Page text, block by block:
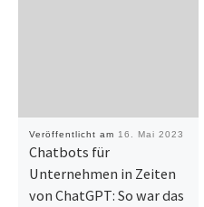
Veröffentlicht am 16. Mai 2023
Chatbots für
Unternehmen in Zeiten
von ChatGPT: So war das